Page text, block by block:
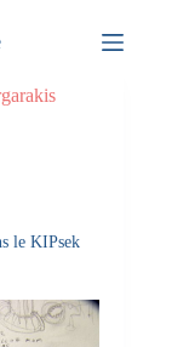
le KIPsek